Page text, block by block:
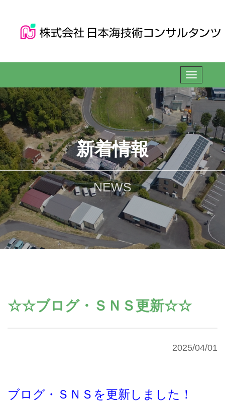
新着情報
NEWS
☆☆ブログ・ＳＮＳ更新☆☆
2025/04/01
ブログ・ＳＮＳを更新しました！